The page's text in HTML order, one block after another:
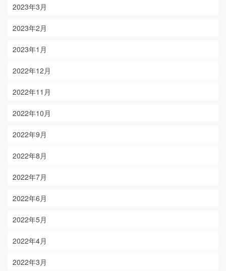
2023年3月
2023年2月
2023年1月
2022年12月
2022年11月
2022年10月
2022年9月
2022年8月
2022年7月
2022年6月
2022年5月
2022年4月
2022年3月